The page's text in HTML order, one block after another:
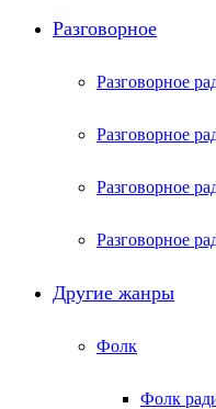
Разговорное
Разговорное
Разговорное
Разговорное
Разговорное
Другие жанры
Фолк
Фолк